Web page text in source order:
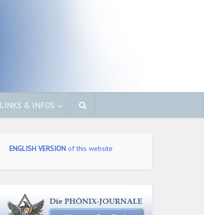
LINKS & INFOS
ENGLISH VERSION of this website